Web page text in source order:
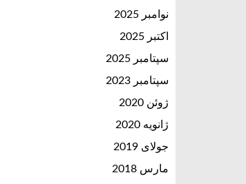
نوامبر 2025
اکتبر 2025
سپتامبر 2025
سپتامبر 2023
ژوئن 2020
ژانویه 2020
جولای 2019
مارس 2018